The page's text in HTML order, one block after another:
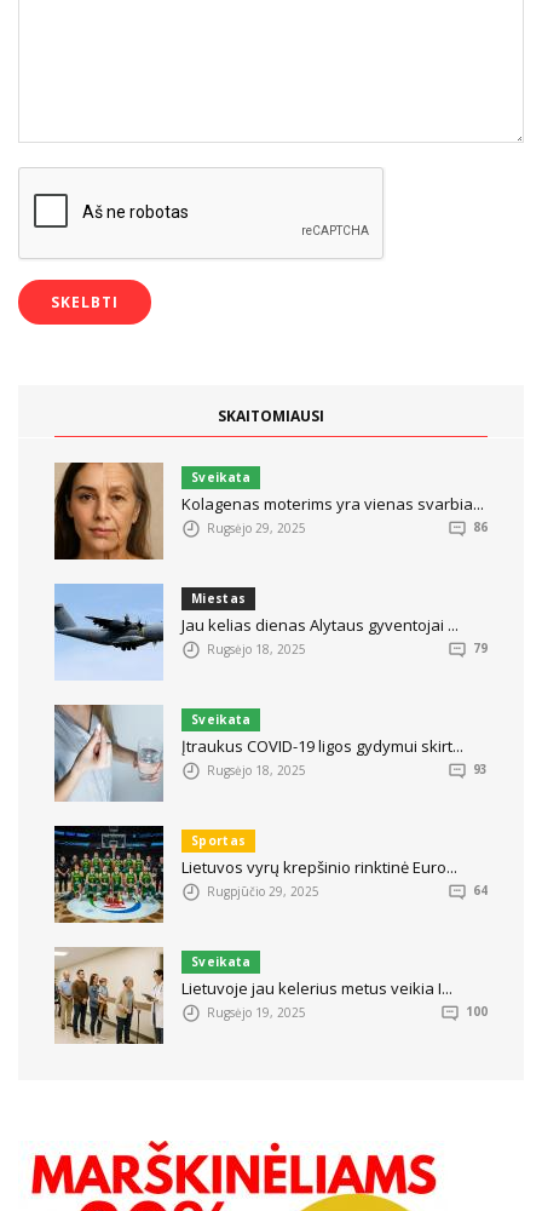
SKAITOMIAUSI
Sveikata
Kolagenas moterims yra vienas svarbia...
Rugsėjo 29, 2025 86
Miestas
Jau kelias dienas Alytaus gyventojai ...
Rugsėjo 18, 2025 79
Sveikata
Įtraukus COVID-19 ligos gydymui skirt...
Rugsėjo 18, 2025 93
Sportas
Lietuvos vyrų krepšinio rinktinė Euro...
Rugpjūčio 29, 2025 64
Sveikata
Lietuvoje jau kelerius metus veikia I...
Rugsėjo 19, 2025 100